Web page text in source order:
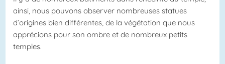
ainsi, nous pouvons observer nombreuses statues
d’origines bien différentes, de la végétation que nous
apprécions pour son ombre et de nombreux petits
temples.